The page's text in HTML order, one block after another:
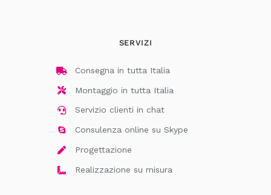
SERVIZI
Consegna in tutta Italia
Montaggio in tutta Italia
Servizio clienti in chat
Consulenza online su Skype
Progettazione
Realizzazione su misura